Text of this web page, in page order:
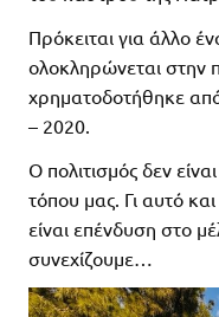
Πρόκειται για άλλο
ολοκληρώνεται στην
χρηματοδοτήθηκε
– 2020.
Ο πολιτισμός δεν
τόπου μας. Γι αυτό
είναι επένδυση στο
συνεχίζουμε…